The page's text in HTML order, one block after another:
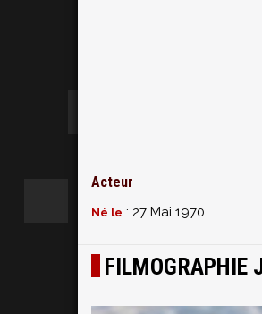
Acteur
Né le : 27 Mai 1970
FILMOGRAPHIE